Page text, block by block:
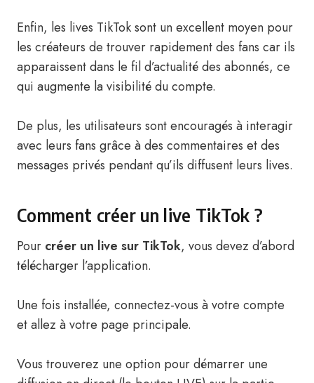
Enfin, les lives TikTok sont un excellent moyen pour
les créateurs de trouver rapidement des fans car ils
apparaissent dans le fil d’actualité des abonnés, ce
qui augmente la visibilité du compte.
De plus, les utilisateurs sont encouragés à interagir
avec leurs fans grâce à des commentaires et des
messages privés pendant qu’ils diffusent leurs lives.
Comment créer un live TikTok ?
Pour créer un live sur TikTok, vous devez d’abord
télécharger l’application.
Une fois installée, connectez-vous à votre compte
et allez à votre page principale.
Vous trouverez une option pour démarrer une